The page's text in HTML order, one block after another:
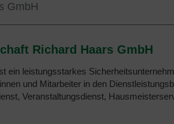
GmbH
Richard Haars GmbH
leistungsstarkes
und Mitarbeiter in den
Veranstaltungsdienst,